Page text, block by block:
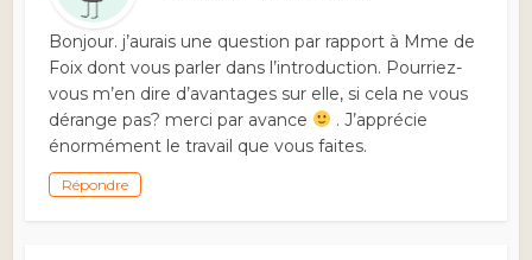
Bonjour. j’aurais une question par rapport à Mme de
Foix dont vous parler dans l’introduction. Pourriez-
vous m’en dire d’avantages sur elle, si cela ne vous
dérange pas? merci par avance
. J’apprécie
énormément le travail que vous faites.
Répondre